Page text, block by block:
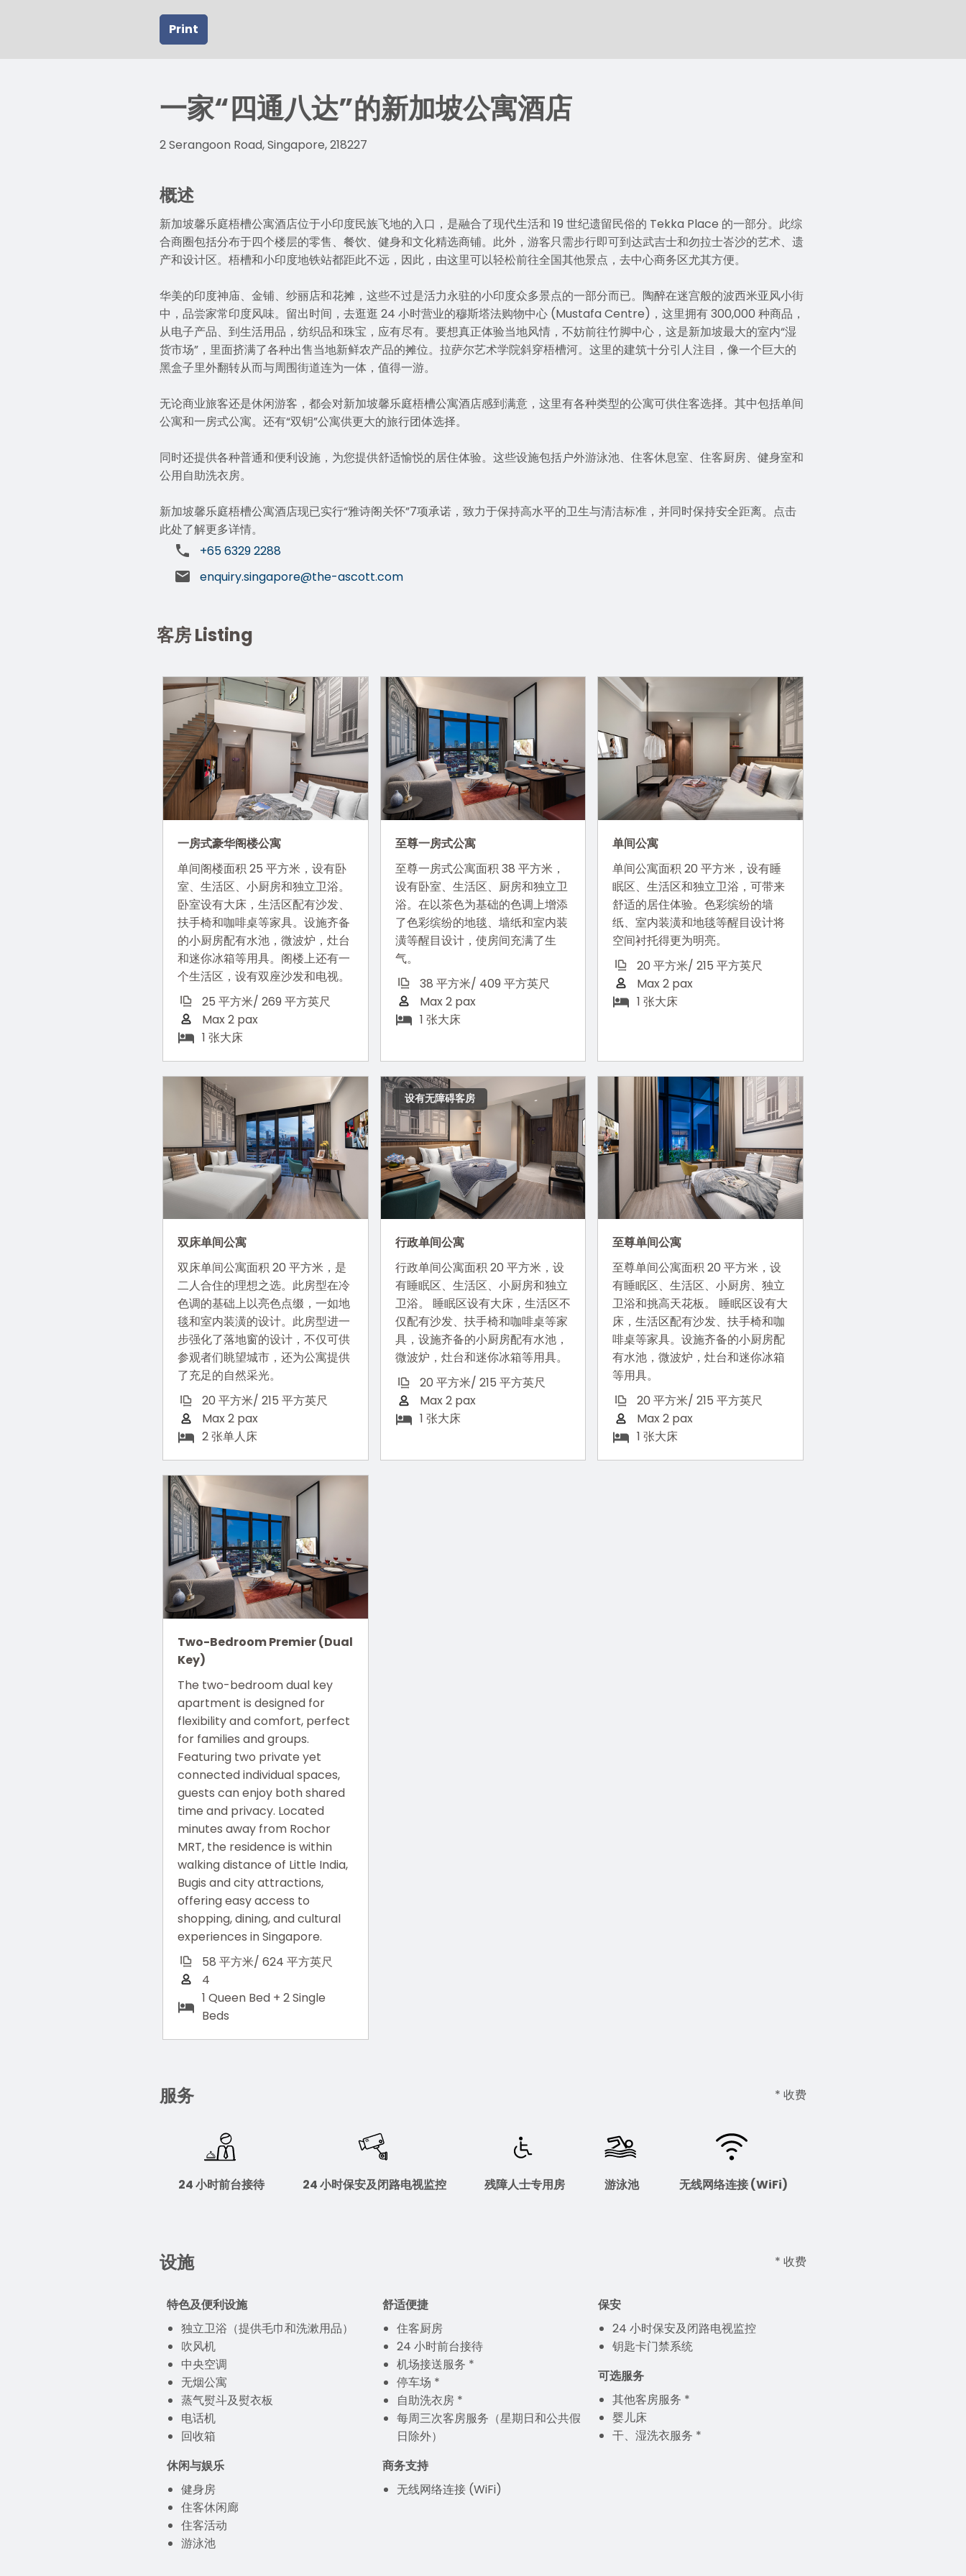
Print
一家“四通八达”的新加坡公寓酒店
2 Serangoon Road, Singapore, 218227
概述
新加坡馨乐庭梧槽公寓酒店位于小印度民族飞地的入口，是融合了现代生活和 19 世纪遗留民俗的 Tekka Place 的一部分。此综
合商圈包括分布于四个楼层的零售、餐饮、健身和文化精选商铺。此外，游客只需步行即可到达武吉士和勿拉士峇沙的艺术、遗
产和设计区。梧槽和小印度地铁站都距此不远，因此，由这里可以轻松前往全国其他景点，去中心商务区尤其方便。
华美的印度神庙、金铺、纱丽店和花摊，这些不过是活力永驻的小印度众多景点的一部分而已。陶醉在迷宫般的波西米亚风小街
中，品尝家常印度风味。留出时间，去逛逛 24 小时营业的穆斯塔法购物中心 (Mustafa Centre)，这里拥有 300,000 种商品，
从电子产品、到生活用品，纺织品和珠宝，应有尽有。要想真正体验当地风情，不妨前往竹脚中心，这是新加坡最大的室内“湿
货市场”，里面挤满了各种出售当地新鲜农产品的摊位。拉萨尔艺术学院斜穿梧槽河。这里的建筑十分引人注目，像一个巨大的
黑盒子里外翻转从而与周围街道连为一体，值得一游。
无论商业旅客还是休闲游客，都会对新加坡馨乐庭梧槽公寓酒店感到满意，这里有各种类型的公寓可供住客选择。其中包括单间
公寓和一房式公寓。还有“双钥”公寓供更大的旅行团体选择。
同时还提供各种普通和便利设施，为您提供舒适愉悦的居住体验。这些设施包括户外游泳池、住客休息室、住客厨房、健身室和
公用自助洗衣房。
新加坡馨乐庭梧槽公寓酒店现已实行“雅诗阁关怀”7项承诺，致力于保持高水平的卫生与清洁标准，并同时保持安全距离。 点击
此处了解更多详情。
+65 6329 2288
enquiry.singapore@the-ascott.com
客房 Listing
一房式豪华阁楼公寓
单间阁楼面积 25 平方米，设有卧
室、生活区、小厨房和独立卫浴。
卧室设有大床，生活区配有沙发、
扶手椅和咖啡桌等家具。设施齐备
的小厨房配有水池，微波炉，灶台
和迷你冰箱等用具。阁楼上还有一
个生活区，设有双座沙发和电视。
25 平方米/ 269 平方英尺
Max 2 pax
1 张大床
至尊一房式公寓
至尊一房式公寓面积 38 平方米，
设有卧室、生活区、厨房和独立卫
浴。在以茶色为基础的色调上增添
了色彩缤纷的地毯、墙纸和室内装
潢等醒目设计，使房间充满了生
气。
38 平方米/ 409 平方英尺
Max 2 pax
1 张大床
单间公寓
单间公寓面积 20 平方米，设有睡
眠区、生活区和独立卫浴，可带来
舒适的居住体验。色彩缤纷的墙
纸、室内装潢和地毯等醒目设计将
空间衬托得更为明亮。
20 平方米/ 215 平方英尺
Max 2 pax
1 张大床
双床单间公寓
双床单间公寓面积 20 平方米，是
二人合住的理想之选。此房型在冷
色调的基础上以亮色点缀，一如地
毯和室内装潢的设计。此房型进一
步强化了落地窗的设计，不仅可供
参观者们眺望城市，还为公寓提供
了充足的自然采光。
20 平方米/ 215 平方英尺
Max 2 pax
2 张单人床
设有无障碍客房
行政单间公寓
行政单间公寓面积 20 平方米，设
有睡眠区、生活区、小厨房和独立
卫浴。 睡眠区设有大床，生活区不
仅配有沙发、扶手椅和咖啡桌等家
具，设施齐备的小厨房配有水池，
微波炉，灶台和迷你冰箱等用具。
20 平方米/ 215 平方英尺
Max 2 pax
1 张大床
至尊单间公寓
至尊单间公寓面积 20 平方米，设
有睡眠区、生活区、小厨房、独立
卫浴和挑高天花板。 睡眠区设有大
床，生活区配有沙发、扶手椅和咖
啡桌等家具。设施齐备的小厨房配
有水池，微波炉，灶台和迷你冰箱
等用具。
20 平方米/ 215 平方英尺
Max 2 pax
1 张大床
Two-Bedroom Premier (Dual
Key)
The two-bedroom dual key
apartment is designed for
flexibility and comfort, perfect
for families and groups.
Featuring two private yet
connected individual spaces,
guests can enjoy both shared
time and privacy. Located
minutes away from Rochor
MRT, the residence is within
walking distance of Little India,
Bugis and city attractions,
offering easy access to
shopping, dining, and cultural
experiences in Singapore.
58 平方米/ 624 平方英尺
4
1 Queen Bed + 2 Single
Beds
服务 * 收费
24 小时前台接待 24 小时保安及闭路电视监控 残障人士专用房 游泳池 无线网络连接 (WiFi)
设施 * 收费
特色及便利设施
独立卫浴（提供毛巾和洗漱用品）
吹风机
中央空调
无烟公寓
蒸气熨斗及熨衣板
电话机
回收箱
休闲与娱乐
健身房
住客休闲廊
住客活动
游泳池
舒适便捷
住客厨房
24 小时前台接待
机场接送服务 *
停车场 *
自助洗衣房 *
每周三次客房服务（星期日和公共假
日除外）
商务支持
无线网络连接 (WiFi)
保安
24 小时保安及闭路电视监控
钥匙卡门禁系统
可选服务
其他客房服务 *
婴儿床
干、湿洗衣服务 *